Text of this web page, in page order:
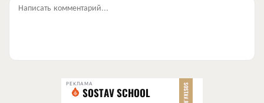
Написать комментарий...
РЕКЛАМА